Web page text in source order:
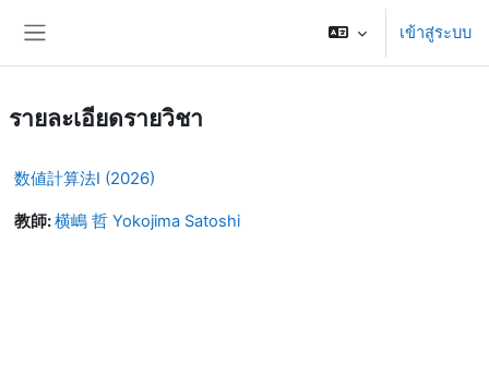
เข้าสู่ระบบ
รายละเอียดรายวิชา
数値計算法I (2026)
教師:横嶋 哲 Yokojima Satoshi